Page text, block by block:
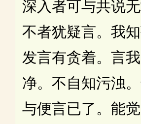
深入者可与共说
不者犹疑言。我
发言有贪着。言
净。不自知污浊
与便言已了。能